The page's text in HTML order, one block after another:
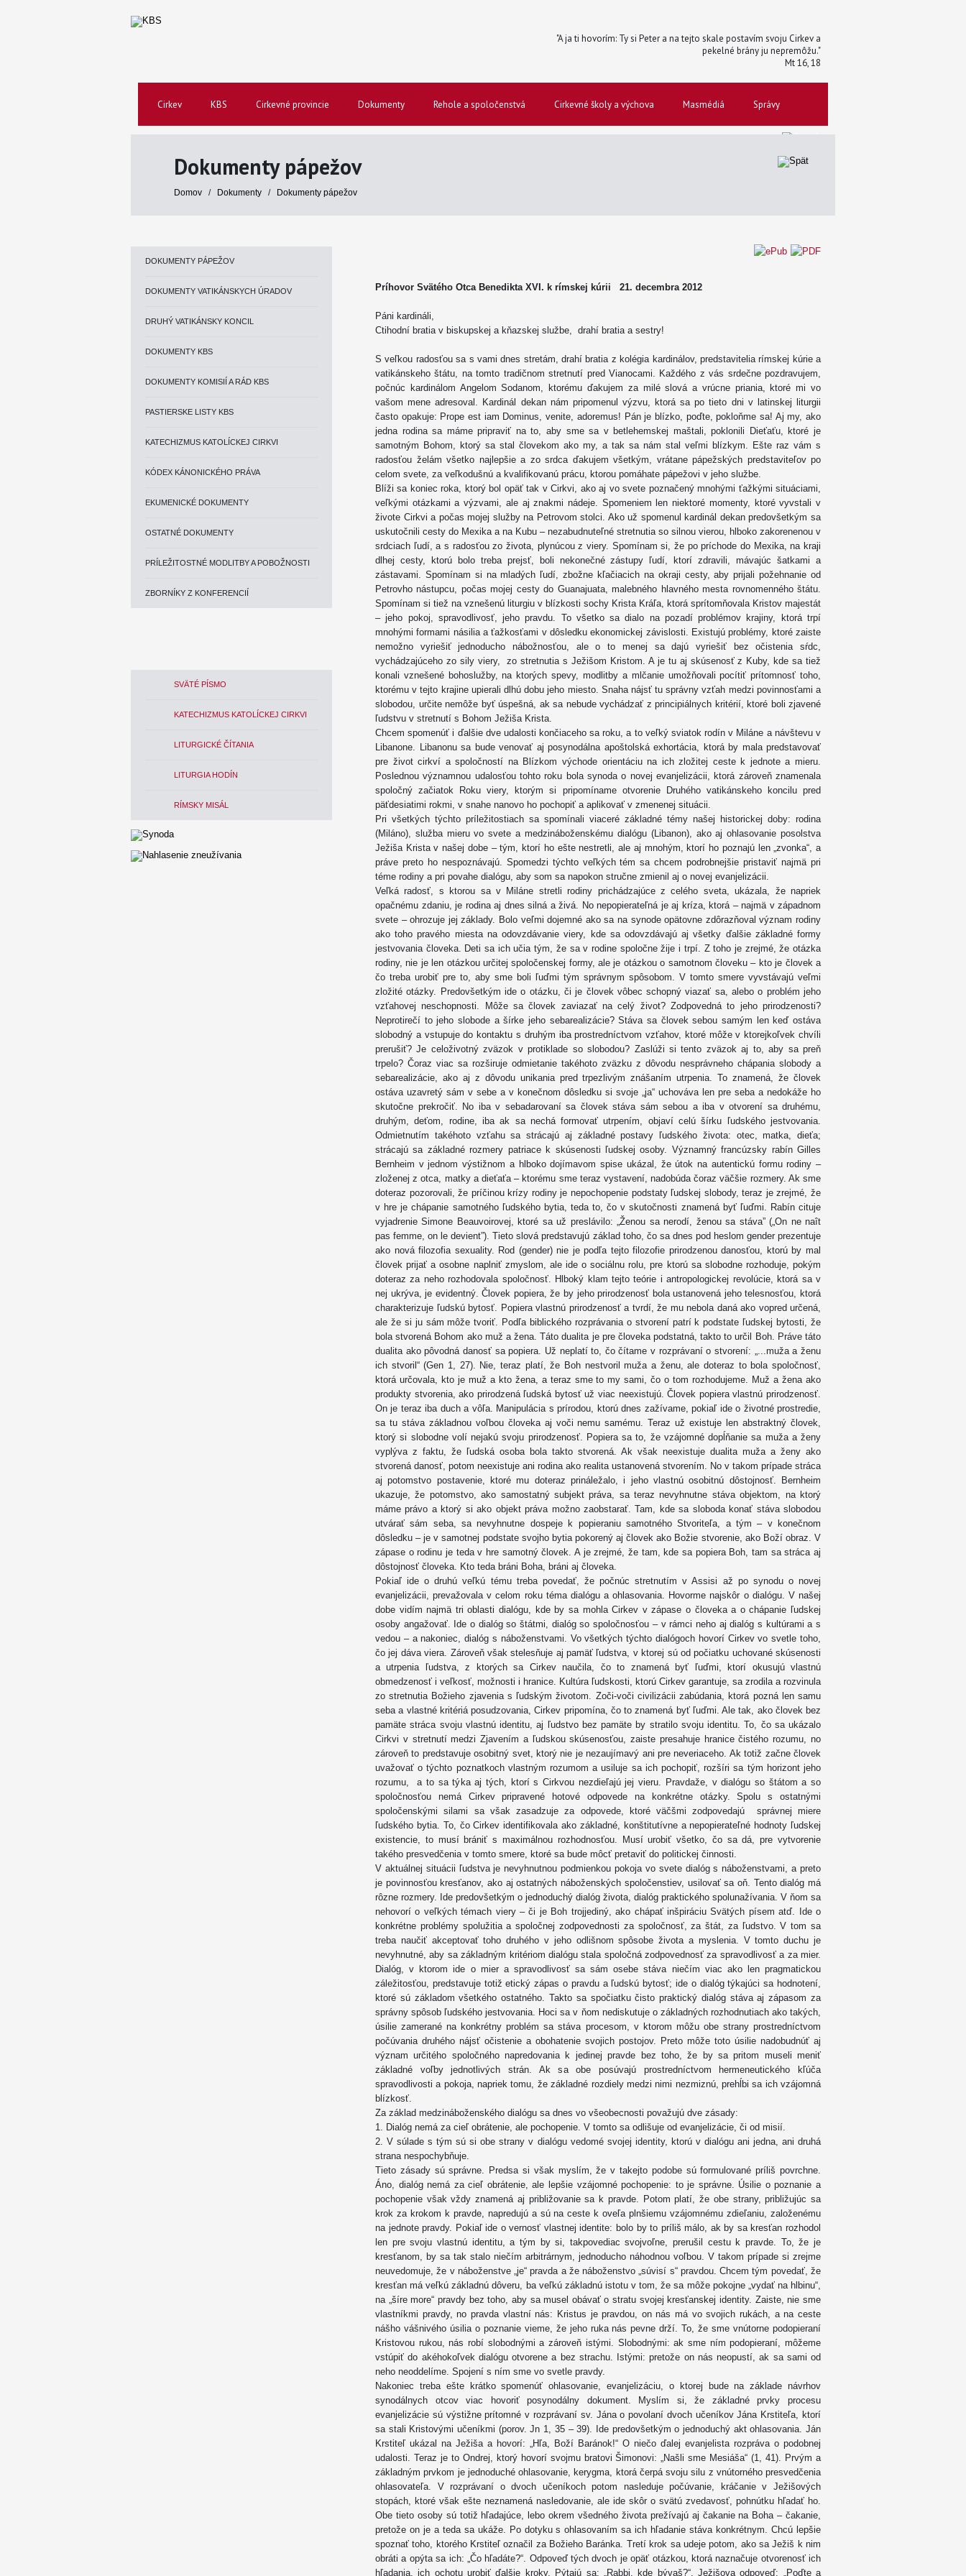
"A ja ti hovorím: Ty si Peter a na tejto skale postavím svoju Cirkev a
pekelné brány ju nepremôžu."
Mt 16, 18
Cirkev KBS Cirkevné provincie Dokumenty Rehole a spoločenstvá Cirkevné školy a výchova Masmédiá Správy
Dokumenty pápežov
Domov / Dokumenty / Dokumenty pápežov
DOKUMENTY PÁPEŽOV
DOKUMENTY VATIKÁNSKYCH ÚRADOV
DRUHÝ VATIKÁNSKY KONCIL
DOKUMENTY KBS
DOKUMENTY KOMISIÍ A RÁD KBS
PASTIERSKE LISTY KBS
KATECHIZMUS KATOLÍCKEJ CIRKVI
KÓDEX KÁNONICKÉHO PRÁVA
EKUMENICKÉ DOKUMENTY
OSTATNÉ DOKUMENTY
PRÍLEŽITOSTNÉ MODLITBY A POBOŽNOSTI
ZBORNÍKY Z KONFERENCIÍ
SVÄTÉ PÍSMO
KATECHIZMUS KATOLÍCKEJ CIRKVI
LITURGICKÉ ČÍTANIA
LITURGIA HODÍN
RÍMSKY MISÁL
Príhovor Svätého Otca Benedikta XVI. k rímskej kúrii 21. decembra 2012
Páni kardináli,
Ctihodní bratia v biskupskej a kňazskej službe, drahí bratia a sestry!
S veľkou radosťou sa s vami dnes stretám, drahí bratia z kolégia kardinálov, predstavitelia rímskej kúrie a
vatikánskeho štátu, na tomto tradičnom stretnutí pred Vianocami. Každého z vás srdečne pozdravujem,
počnúc kardinálom Angelom Sodanom, ktorému ďakujem za milé slová a vrúcne priania, ktoré mi vo
vašom mene adresoval. Kardinál dekan nám pripomenul výzvu, ktorá sa po tieto dni v latinskej liturgii
často opakuje: Prope est iam Dominus, venite, adoremus! Pán je blízko, poďte, pokloňme sa! Aj my, ako
jedna rodina sa máme pripraviť na to, aby sme sa v betlehemskej maštali, poklonili Dieťaťu, ktoré je
samotným Bohom, ktorý sa stal človekom ako my, a tak sa nám stal veľmi blízkym. Ešte raz vám s
radosťou želám všetko najlepšie a zo srdca ďakujem všetkým, vrátane pápežských predstaviteľov po
celom svete, za veľkodušnú a kvalifikovanú prácu, ktorou pomáhate pápežovi v jeho službe.
Blíži sa koniec roka, ktorý bol opäť tak v Cirkvi, ako aj vo svete poznačený mnohými ťažkými situáciami,
veľkými otázkami a výzvami, ale aj znakmi nádeje. Spomeniem len niektoré momenty, ktoré vyvstali v
živote Cirkvi a počas mojej služby na Petrovom stolci. Ako už spomenul kardinál dekan predovšetkým sa
uskutočnili cesty do Mexika a na Kubu – nezabudnuteľné stretnutia so silnou vierou, hlboko zakorenenou v
srdciach ľudí, a s radosťou zo života, plynúcou z viery. Spomínam si, že po príchode do Mexika, na kraji
dlhej cesty, ktorú bolo treba prejsť, boli nekonečné zástupy ľudí, ktorí zdravili, mávajúc šatkami a
zástavami. Spomínam si na mladých ľudí, zbožne kľačiacich na okraji cesty, aby prijali požehnanie od
Petrovho nástupcu, počas mojej cesty do Guanajuata, malebného hlavného mesta rovnomenného štátu.
Spomínam si tiež na vznešenú liturgiu v blízkosti sochy Krista Kráľa, ktorá sprítomňovala Kristov majestát
– jeho pokoj, spravodlivosť, jeho pravdu. To všetko sa dialo na pozadí problémov krajiny, ktorá trpí
mnohými formami násilia a ťažkosťami v dôsledku ekonomickej závislosti. Existujú problémy, ktoré zaiste
nemožno vyriešiť jednoducho nábožnosťou, ale o to menej sa dajú vyriešiť bez očistenia sŕdc,
vychádzajúceho zo sily viery, zo stretnutia s Ježišom Kristom. A je tu aj skúsenosť z Kuby, kde sa tiež
konali vznešené bohoslužby, na ktorých spevy, modlitby a mlčanie umožňovali pocítiť prítomnosť toho,
ktorému v tejto krajine upierali dlhú dobu jeho miesto. Snaha nájsť tu správny vzťah medzi povinnosťami a
slobodou, určite nemôže byť úspešná, ak sa nebude vychádzať z principiálnych kritérií, ktoré boli zjavené
ľudstvu v stretnutí s Bohom Ježiša Krista.
Chcem spomenúť i ďalšie dve udalosti končiaceho sa roku, a to veľký sviatok rodín v Miláne a návštevu v
Libanone. Libanonu sa bude venovať aj posynodálna apoštolská exhortácia, ktorá by mala predstavovať
pre život cirkví a spoločností na Blízkom východe orientáciu na ich zložitej ceste k jednote a mieru.
Poslednou významnou udalosťou tohto roku bola synoda o novej evanjelizácii, ktorá zároveň znamenala
spoločný začiatok Roku viery, ktorým si pripomíname otvorenie Druhého vatikánskeho koncilu pred
päťdesiatimi rokmi, v snahe nanovo ho pochopiť a aplikovať v zmenenej situácii.
Pri všetkých týchto príležitostiach sa spomínali viaceré základné témy našej historickej doby: rodina
(Miláno), služba mieru vo svete a medzináboženskému dialógu (Libanon), ako aj ohlasovanie posolstva
Ježiša Krista v našej dobe – tým, ktorí ho ešte nestretli, ale aj mnohým, ktorí ho poznajú len „zvonka“, a
práve preto ho nespoznávajú. Spomedzi týchto veľkých tém sa chcem podrobnejšie pristaviť najmä pri
téme rodiny a pri povahe dialógu, aby som sa napokon stručne zmienil aj o novej evanjelizácii.
Veľká radosť, s ktorou sa v Miláne stretli rodiny prichádzajúce z celého sveta, ukázala, že napriek
opačnému zdaniu, je rodina aj dnes silná a živá. No nepopierateľná je aj kríza, ktorá – najmä v západnom
svete – ohrozuje jej základy. Bolo veľmi dojemné ako sa na synode opätovne zdôrazňoval význam rodiny
ako toho pravého miesta na odovzdávanie viery, kde sa odovzdávajú aj všetky ďalšie základné formy
jestvovania človeka. Deti sa ich učia tým, že sa v rodine spoločne žije i trpí. Z toho je zrejmé, že otázka
rodiny, nie je len otázkou určitej spoločenskej formy, ale je otázkou o samotnom človeku – kto je človek a
čo treba urobiť pre to, aby sme boli ľuďmi tým správnym spôsobom. V tomto smere vyvstávajú veľmi
zložité otázky. Predovšetkým ide o otázku, či je človek vôbec schopný viazať sa, alebo o problém jeho
vzťahovej neschopnosti. Môže sa človek zaviazať na celý život? Zodpovedná to jeho prirodzenosti?
Neprotirečí to jeho slobode a šírke jeho sebarealizácie? Stáva sa človek sebou samým len keď ostáva
slobodný a vstupuje do kontaktu s druhým iba prostredníctvom vzťahov, ktoré môže v ktorejkoľvek chvíli
prerušiť? Je celoživotný zväzok v protiklade so slobodou? Zaslúži si tento zväzok aj to, aby sa preň
trpelo? Čoraz viac sa rozširuje odmietanie takéhoto zväzku z dôvodu nesprávneho chápania slobody a
sebarealizácie, ako aj z dôvodu unikania pred trpezlivým znášaním utrpenia. To znamená, že človek
ostáva uzavretý sám v sebe a v konečnom dôsledku si svoje „ja“ uchováva len pre seba a nedokáže ho
skutočne prekročiť. No iba v sebadarovaní sa človek stáva sám sebou a iba v otvorení sa druhému,
druhým, deťom, rodine, iba ak sa nechá formovať utrpením, objaví celú šírku ľudského jestvovania.
Odmietnutím takéhoto vzťahu sa strácajú aj základné postavy ľudského života: otec, matka, dieťa;
strácajú sa základné rozmery patriace k skúsenosti ľudskej osoby. Významný francúzsky rabín Gilles
Bernheim v jednom výstižnom a hlboko dojímavom spise ukázal, že útok na autentickú formu rodiny –
zloženej z otca, matky a dieťaťa – ktorému sme teraz vystavení, nadobúda čoraz väčšie rozmery. Ak sme
doteraz pozorovali, že príčinou krízy rodiny je nepochopenie podstaty ľudskej slobody, teraz je zrejmé, že
v hre je chápanie samotného ľudského bytia, teda to, čo v skutočnosti znamená byť ľuďmi. Rabín cituje
vyjadrenie Simone Beauvoirovej, ktoré sa už preslávilo: „Ženou sa nerodí, ženou sa stáva” („On ne naît
pas femme, on le devient”). Tieto slová predstavujú základ toho, čo sa dnes pod heslom gender prezentuje
ako nová filozofia sexuality. Rod (gender) nie je podľa tejto filozofie prirodzenou danosťou, ktorú by mal
človek prijať a osobne naplniť zmyslom, ale ide o sociálnu rolu, pre ktorú sa slobodne rozhoduje, pokým
doteraz za neho rozhodovala spoločnosť. Hlboký klam tejto teórie i antropologickej revolúcie, ktorá sa v
nej ukrýva, je evidentný. Človek popiera, že by jeho prirodzenosť bola ustanovená jeho telesnosťou, ktorá
charakterizuje ľudskú bytosť. Popiera vlastnú prirodzenosť a tvrdí, že mu nebola daná ako vopred určená,
ale že si ju sám môže tvoriť. Podľa biblického rozprávania o stvorení patrí k podstate ľudskej bytosti, že
bola stvorená Bohom ako muž a žena. Táto dualita je pre človeka podstatná, takto to určil Boh. Práve táto
dualita ako pôvodná danosť sa popiera. Už neplatí to, čo čítame v rozprávaní o stvorení: „...muža a ženu
ich stvoril“ (Gen 1, 27). Nie, teraz platí, že Boh nestvoril muža a ženu, ale doteraz to bola spoločnosť,
ktorá určovala, kto je muž a kto žena, a teraz sme to my sami, čo o tom rozhodujeme. Muž a žena ako
produkty stvorenia, ako prirodzená ľudská bytosť už viac neexistujú. Človek popiera vlastnú prirodzenosť.
On je teraz iba duch a vôľa. Manipulácia s prírodou, ktorú dnes zažívame, pokiaľ ide o životné prostredie,
sa tu stáva základnou voľbou človeka aj voči nemu samému. Teraz už existuje len abstraktný človek,
ktorý si slobodne volí nejakú svoju prirodzenosť. Popiera sa to, že vzájomné dopĺňanie sa muža a ženy
vyplýva z faktu, že ľudská osoba bola takto stvorená. Ak však neexistuje dualita muža a ženy ako
stvorená danosť, potom neexistuje ani rodina ako realita ustanovená stvorením. No v takom prípade stráca
aj potomstvo postavenie, ktoré mu doteraz prináležalo, i jeho vlastnú osobitnú dôstojnosť. Bernheim
ukazuje, že potomstvo, ako samostatný subjekt práva, sa teraz nevyhnutne stáva objektom, na ktorý
máme právo a ktorý si ako objekt práva možno zaobstarať. Tam, kde sa sloboda konať stáva slobodou
utvárať sám seba, sa nevyhnutne dospeje k popieraniu samotného Stvoriteľa, a tým – v konečnom
dôsledku – je v samotnej podstate svojho bytia pokorený aj človek ako Božie stvorenie, ako Boží obraz. V
zápase o rodinu je teda v hre samotný človek. A je zrejmé, že tam, kde sa popiera Boh, tam sa stráca aj
dôstojnosť človeka. Kto teda bráni Boha, bráni aj človeka.
Pokiaľ ide o druhú veľkú tému treba povedať, že počnúc stretnutím v Assisi až po synodu o novej
evanjelizácii, prevažovala v celom roku téma dialógu a ohlasovania. Hovorme najskôr o dialógu. V našej
dobe vidím najmä tri oblasti dialógu, kde by sa mohla Cirkev v zápase o človeka a o chápanie ľudskej
osoby angažovať. Ide o dialóg so štátmi, dialóg so spoločnosťou – v rámci neho aj dialóg s kultúrami a s
vedou – a nakoniec, dialóg s náboženstvami. Vo všetkých týchto dialógoch hovorí Cirkev vo svetle toho,
čo jej dáva viera. Zároveň však stelesňuje aj pamäť ľudstva, v ktorej sú od počiatku uchované skúsenosti
a utrpenia ľudstva, z ktorých sa Cirkev naučila, čo to znamená byť ľuďmi, ktorí okusujú vlastnú
obmedzenosť i veľkosť, možnosti i hranice. Kultúra ľudskosti, ktorú Cirkev garantuje, sa zrodila a rozvinula
zo stretnutia Božieho zjavenia s ľudským životom. Zoči-voči civilizácii zabúdania, ktorá pozná len samu
seba a vlastné kritériá posudzovania, Cirkev pripomína, čo to znamená byť ľuďmi. Ale tak, ako človek bez
pamäte stráca svoju vlastnú identitu, aj ľudstvo bez pamäte by stratilo svoju identitu. To, čo sa ukázalo
Cirkvi v stretnutí medzi Zjavením a ľudskou skúsenosťou, zaiste presahuje hranice čistého rozumu, no
zároveň to predstavuje osobitný svet, ktorý nie je nezaujímavý ani pre neveriaceho. Ak totiž začne človek
uvažovať o týchto poznatkoch vlastným rozumom a usiluje sa ich pochopiť, rozšíri sa tým horizont jeho
rozumu, a to sa týka aj tých, ktorí s Cirkvou nezdieľajú jej vieru. Pravdaže, v dialógu so štátom a so
spoločnosťou nemá Cirkev pripravené hotové odpovede na konkrétne otázky. Spolu s ostatnými
spoločenskými silami sa však zasadzuje za odpovede, ktoré väčšmi zodpovedajú správnej miere
ľudského bytia. To, čo Cirkev identifikovala ako základné, konštitutívne a nepopierateľné hodnoty ľudskej
existencie, to musí brániť s maximálnou rozhodnosťou. Musí urobiť všetko, čo sa dá, pre vytvorenie
takého presvedčenia v tomto smere, ktoré sa bude môcť pretaviť do politickej činnosti.
V aktuálnej situácii ľudstva je nevyhnutnou podmienkou pokoja vo svete dialóg s náboženstvami, a preto
je povinnosťou kresťanov, ako aj ostatných náboženských spoločenstiev, usilovať sa oň. Tento dialóg má
rôzne rozmery. Ide predovšetkým o jednoduchý dialóg života, dialóg praktického spolunažívania. V ňom sa
nehovorí o veľkých témach viery – či je Boh trojjediný, ako chápať inšpiráciu Svätých písem atď. Ide o
konkrétne problémy spolužitia a spoločnej zodpovednosti za spoločnosť, za štát, za ľudstvo. V tom sa
treba naučiť akceptovať toho druhého v jeho odlišnom spôsobe života a myslenia. V tomto duchu je
nevyhnutné, aby sa základným kritériom dialógu stala spoločná zodpovednosť za spravodlivosť a za mier.
Dialóg, v ktorom ide o mier a spravodlivosť sa sám osebe stáva niečím viac ako len pragmatickou
záležitosťou, predstavuje totiž etický zápas o pravdu a ľudskú bytosť; ide o dialóg týkajúci sa hodnotení,
ktoré sú základom všetkého ostatného. Takto sa spočiatku čisto praktický dialóg stáva aj zápasom za
správny spôsob ľudského jestvovania. Hoci sa v ňom nediskutuje o základných rozhodnutiach ako takých,
úsilie zamerané na konkrétny problém sa stáva procesom, v ktorom môžu obe strany prostredníctvom
počúvania druhého nájsť očistenie a obohatenie svojich postojov. Preto môže toto úsilie nadobudnúť aj
význam určitého spoločného napredovania k jedinej pravde bez toho, že by sa pritom museli meniť
základné voľby jednotlivých strán. Ak sa obe posúvajú prostredníctvom hermeneutického kľúča
spravodlivosti a pokoja, napriek tomu, že základné rozdiely medzi nimi nezmiznú, prehĺbi sa ich vzájomná
blízkosť.
Za základ medzináboženského dialógu sa dnes vo všeobecnosti považujú dve zásady:
1. Dialóg nemá za cieľ obrátenie, ale pochopenie. V tomto sa odlišuje od evanjelizácie, či od misií.
2. V súlade s tým sú si obe strany v dialógu vedomé svojej identity, ktorú v dialógu ani jedna, ani druhá
strana nespochybňuje.
Tieto zásady sú správne. Predsa si však myslím, že v takejto podobe sú formulované príliš povrchne.
Áno, dialóg nemá za cieľ obrátenie, ale lepšie vzájomné pochopenie: to je správne. Úsilie o poznanie a
pochopenie však vždy znamená aj približovanie sa k pravde. Potom platí, že obe strany, približujúc sa
krok za krokom k pravde, napredujú a sú na ceste k oveľa plnšiemu vzájomnému zdieľaniu, založenému
na jednote pravdy. Pokiaľ ide o vernosť vlastnej identite: bolo by to príliš málo, ak by sa kresťan rozhodol
len pre svoju vlastnú identitu, a tým by si, takpovediac svojvoľne, prerušil cestu k pravde. To, že je
kresťanom, by sa tak stalo niečím arbitrárnym, jednoducho náhodnou voľbou. V takom prípade si zrejme
neuvedomuje, že v náboženstve „je“ pravda a že náboženstvo „súvisí s“ pravdou. Chcem tým povedať, že
kresťan má veľkú základnú dôveru, ba veľkú základnú istotu v tom, že sa môže pokojne „vydať na hlbinu“,
na „šíre more“ pravdy bez toho, aby sa musel obávať o stratu svojej kresťanskej identity. Zaiste, nie sme
vlastníkmi pravdy, no pravda vlastní nás: Kristus je pravdou, on nás má vo svojich rukách, a na ceste
nášho vášnivého úsilia o poznanie vieme, že jeho ruka nás pevne drží. To, že sme vnútorne podopieraní
Kristovou rukou, nás robí slobodnými a zároveň istými. Slobodnými: ak sme ním podopieraní, môžeme
vstúpiť do akéhokoľvek dialógu otvorene a bez strachu. Istými: pretože on nás neopustí, ak sa sami od
neho neoddelíme. Spojení s ním sme vo svetle pravdy.
Nakoniec treba ešte krátko spomenúť ohlasovanie, evanjelizáciu, o ktorej bude na základe návrhov
synodálnych otcov viac hovoriť posynodálny dokument. Myslím si, že základné prvky procesu
evanjelizácie sú výstižne prítomné v rozprávaní sv. Jána o povolaní dvoch učeníkov Jána Krstiteľa, ktorí
sa stali Kristovými učeníkmi (porov. Jn 1, 35 – 39). Ide predovšetkým o jednoduchý akt ohlasovania. Ján
Krstiteľ ukázal na Ježiša a hovorí: „Hľa, Boží Baránok!“ O niečo ďalej evanjelista rozpráva o podobnej
udalosti. Teraz je to Ondrej, ktorý hovorí svojmu bratovi Šimonovi: „Našli sme Mesiáša“ (1, 41). Prvým a
základným prvkom je jednoduché ohlasovanie, kerygma, ktorá čerpá svoju silu z vnútorného presvedčenia
ohlasovateľa. V rozprávaní o dvoch učeníkoch potom nasleduje počúvanie, kráčanie v Ježišových
stopách, ktoré však ešte neznamená nasledovanie, ale ide skôr o svätú zvedavosť, pohnútku hľadať ho.
Obe tieto osoby sú totiž hľadajúce, lebo okrem všedného života prežívajú aj čakanie na Boha – čakanie,
pretože on je a teda sa ukáže. Po dotyku s ohlasovaním sa ich hľadanie stáva konkrétnym. Chcú lepšie
spoznať toho, ktorého Krstiteľ označil za Božieho Baránka. Tretí krok sa udeje potom, ako sa Ježiš k nim
obráti a opýta sa ich: „Čo hľadáte?“. Odpoveď tých dvoch je opäť otázkou, ktorá naznačuje otvorenosť ich
hľadania, ich ochotu urobiť ďalšie kroky. Pýtajú sa: „Rabbi, kde bývaš?“. Ježišova odpoveď: „Poďte a